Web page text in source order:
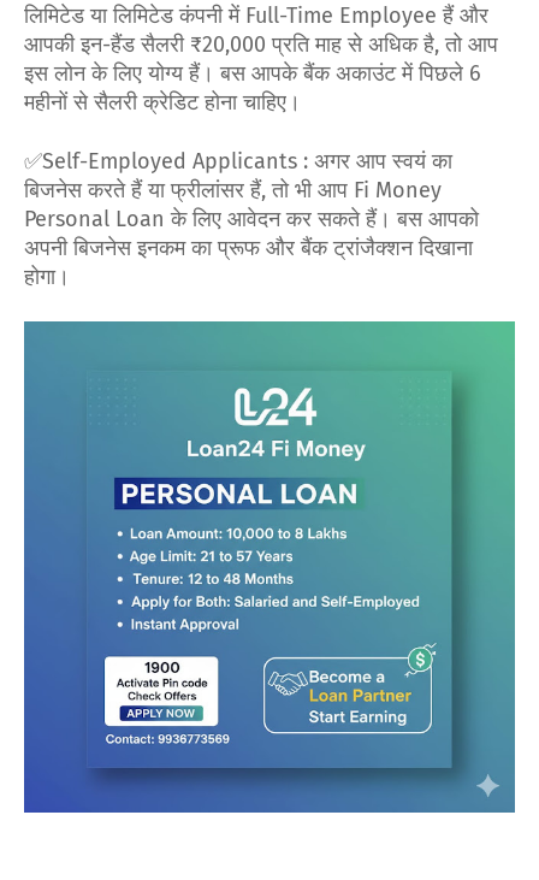
लिमिटेड या लिमिटेड कंपनी में Full-Time Employee हैं और
आपकी इन-हैंड सैलरी ₹20,000 प्रति माह से अधिक है, तो आप
इस लोन के लिए योग्य हैं। बस आपके बैंक अकाउंट में पिछले 6
महीनों से सैलरी क्रेडिट होना चाहिए।
✅Self-Employed Applicants : अगर आप स्वयं का
बिजनेस करते हैं या फ्रीलांसर हैं, तो भी आप Fi Money
Personal Loan के लिए आवेदन कर सकते हैं। बस आपको
अपनी बिजनेस इनकम का प्रूफ और बैंक ट्रांजैक्शन दिखाना
होगा।